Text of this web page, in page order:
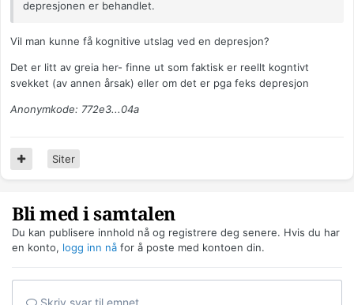
depresjonen er behandlet.
Vil man kunne få kognitive utslag ved en depresjon?
Det er litt av greia her- finne ut som faktisk er reellt kogntivt
svekket (av annen årsak) eller om det er pga feks depresjon
Anonymkode: 772e3...04a
Siter
Bli med i samtalen
Du kan publisere innhold nå og registrere deg senere. Hvis du har
en konto, logg inn nå for å poste med kontoen din.